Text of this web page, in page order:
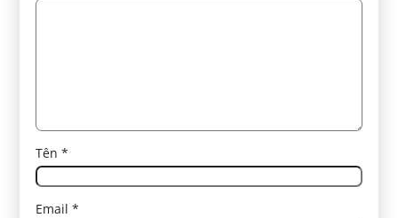
Tên*
Email*